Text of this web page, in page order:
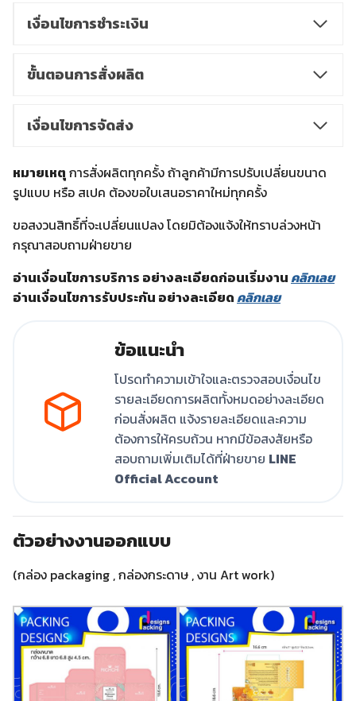
เงื่อนไขการชำระเงิน
ขั้นตอนการสั่งผลิต
เงื่อนไขการจัดส่ง
หมายเหตุการสั่งผลิตทุกครั้ง ถ้าลูกค้ามีการปรับเปลี่ยนขนาด
รูปแบบ หรือ สเปค ต้องขอใบเสนอราคาใหม่ทุกครั้ง
ขอสงวนสิทธิ์ที่จะเปลี่ยนแปลง โดยมิต้องแจ้งให้ทราบล่วงหน้า
กรุณาสอบถามฝ่ายขาย
อ่านเงื่อนไขการบริการ อย่างละเอียดก่อนเริ่มงานคลิกเลย
อ่านเงื่อนไขการรับประกัน อย่างละเอียดคลิกเลย
ข้อแนะนำ
โปรดทำความเข้าใจและตรวจสอบเงื่อนไข
รายละเอียดการผลิตทั้งหมดอย่างละเอียด
ก่อนสั่งผลิต แจ้งรายละเอียดและความ
ต้องการให้ครบถ้วน หากมีข้อสงสัยหรือ
สอบถามเพิ่มเติมได้ที่ฝ่ายขาย LINE
Official Account
ตัวอย่างงานออกแบบ
(กล่อง packaging , กล่องกระดาษ , งาน Art work)